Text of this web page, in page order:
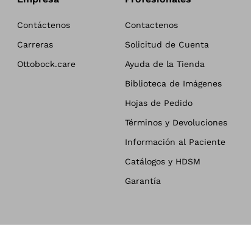
Contáctenos
Carreras
Ottobock.care
Contactenos
Solicitud de Cuenta
Ayuda de la Tienda
Biblioteca de Imágenes
Hojas de Pedido
Términos y Devoluciones
Información al Paciente
Catálogos y HDSM
Garantía